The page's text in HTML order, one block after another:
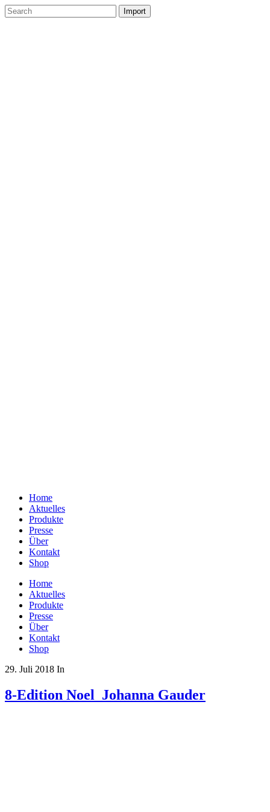
Home
Aktuelles
Produkte
Presse
Über
Kontakt
Shop
Home
Aktuelles
Produkte
Presse
Über
Kontakt
Shop
29. Juli 2018 In
8-Edition Noel_Johanna Gauder